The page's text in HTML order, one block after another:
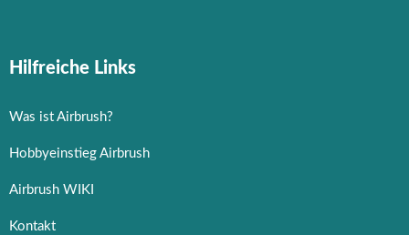
Hilfreiche Links
Was ist Airbrush?
Hobbyeinstieg Airbrush
Airbrush WIKI
Kontakt